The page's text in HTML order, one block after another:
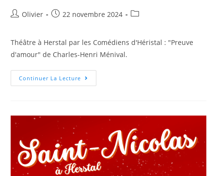
Olivier 22 novembre 2024
Théâtre à Herstal par les Comédiens d'Héristal : "Preuve
d'amour" de Charles-Henri Ménival.
Continuer La Lecture